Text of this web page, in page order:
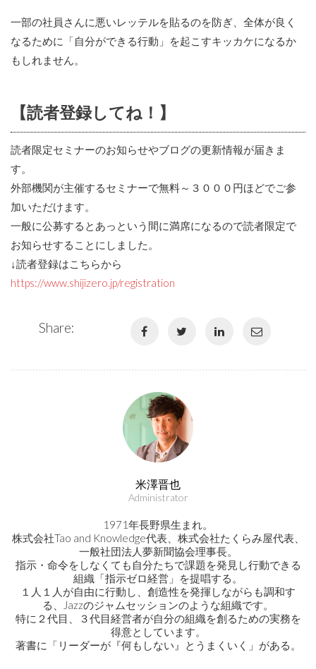
一部の社員さんに悪いレッテルを貼るのを防ぎ、全体が良く
なるために「自分ができる行動」を起こすキッカケになるか
もしれません。
【読者登録してね！】
読者限定セミナーのお知らせやブログの更新情報が届きま
す。
外部機関が主催するセミナーで無料～３０００円ほどでご参
加いただけます。
一般に公募するとあっという間に満席になるので読者限定で
お知らせすることにしました。
↓読者登録はこちらから
https://www.shijizero.jp/registration
Share:
米澤晋也
Administrator
1971年長野県生まれ。
株式会社Tao and Knowledge代表、株式会社たくらみ屋代表、
一般社団法人夢新聞協会理事長。
指示・命令をしなくても自分たちで課題を発見し行動できる
組織「指示ゼロ経営」を提唱する。
１人１人が自由に行動し、創造性を発揮しながらも調和す
る、Jazzのジャムセッションのような組織です。
特に２代目、３代目経営者が自分の組織を創るための実務を
得意としています。
著書に「リーダーが『何もしない』とうまくいく」がある。